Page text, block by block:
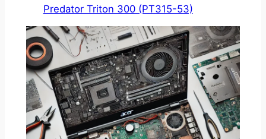
Predator Triton 300 (PT315-53)